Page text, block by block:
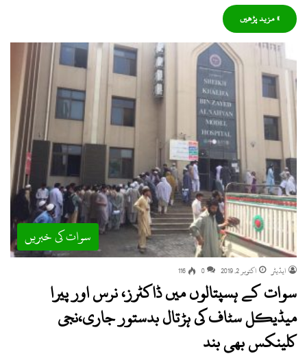
» مزید پڑھیں
سوات کی خبریں
ایڈیٹر اکتوبر 2, 2019 0
116
سوات کے ہسپتالوں میں ڈاکٹرز، نرس اور پیرا
میڈیکل سٹاف کی ہڑتال بدستور جاری،نجی
کلینکس بھی بند